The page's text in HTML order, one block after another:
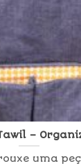
–
uma